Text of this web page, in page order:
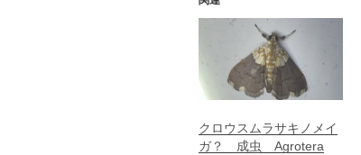
クロウスムラサキノメイ
ガ？ 成虫 Agrotera